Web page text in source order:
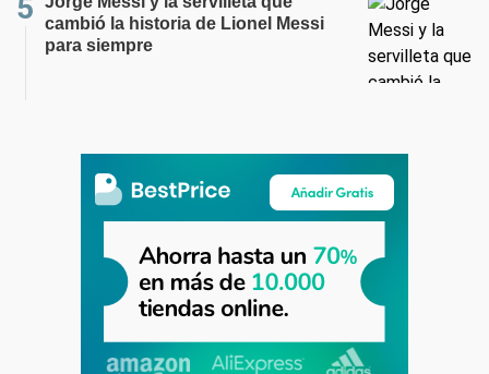
cambió la historia de Lionel Messi
para siempre